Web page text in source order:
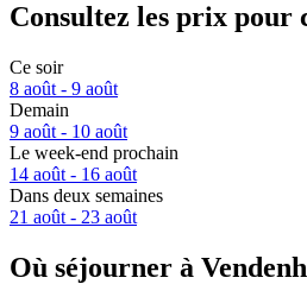
Consultez les prix pour
Ce soir
8 août - 9 août
Demain
9 août - 10 août
Le week-end prochain
14 août - 16 août
Dans deux semaines
21 août - 23 août
Où séjourner à